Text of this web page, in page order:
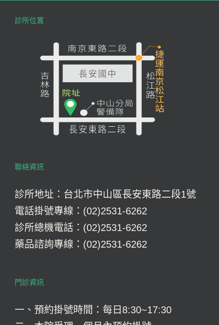
診所位置
聯絡資訊
診所地址：台北市中山區長安東路二段1號
電話掛號專線：(02)2531-6262
診所總機電話：(02)2531-6262
藥品諮詢專線：(02)2531-6262
門診資訊
一、預約掛號時間：每日8:30~17:30